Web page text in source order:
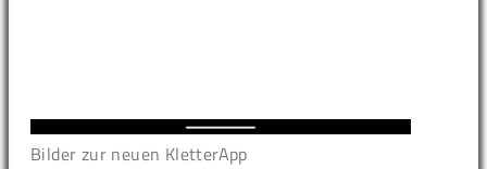
Bilder zur neuen KletterApp